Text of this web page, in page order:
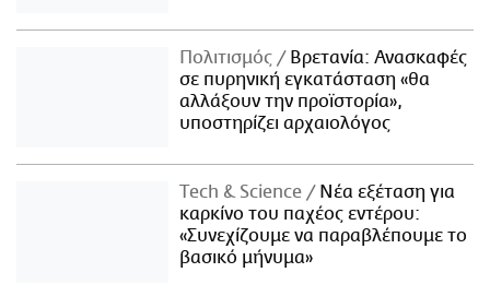
Πολιτισμός
Βρετανία: Ανασκαφές
σε πυρηνική εγκατάσταση «θα
αλλάξουν την προϊστορία»,
υποστηρίζει αρχαιολόγος
Τech & Science
Νέα εξέταση για
καρκίνο του παχέος εντέρου:
«Συνεχίζουμε να παραβλέπουμε το
βασικό μήνυμα»